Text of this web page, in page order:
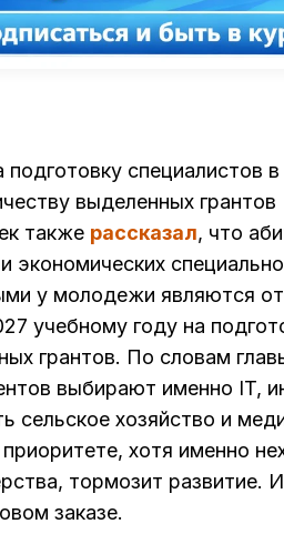
подготовку
выделенных грантов
также рассказал, что
экономических
у молодежи являются
учебному году на
грантов. По словам
выбирают именно IT,
сельское хозяйство и
хотя именно
тормозит развитие.
заказе.